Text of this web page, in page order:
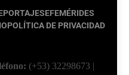
EFEMÉRIDES
POLÍTICA DE PRIVACIDAD
(+53) 32298673 |